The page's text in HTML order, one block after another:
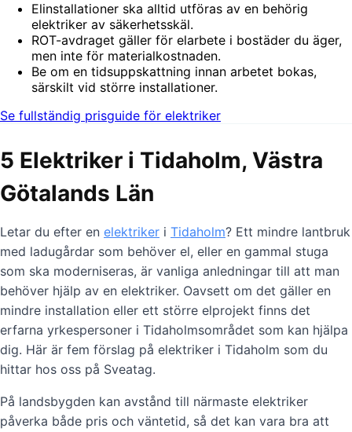
Elinstallationer ska alltid utföras av en behörig
elektriker av säkerhetsskäl.
ROT-avdraget gäller för elarbete i bostäder du äger,
men inte för materialkostnaden.
Be om en tidsuppskattning innan arbetet bokas,
särskilt vid större installationer.
Se fullständig prisguide för elektriker
5 Elektriker i Tidaholm, Västra
Götalands Län
Letar du efter en elektriker i Tidaholm? Ett mindre lantbruk
med ladugårdar som behöver el, eller en gammal stuga
som ska moderniseras, är vanliga anledningar till att man
behöver hjälp av en elektriker. Oavsett om det gäller en
mindre installation eller ett större elprojekt finns det
erfarna yrkespersoner i Tidaholmsområdet som kan hjälpa
dig. Här är fem förslag på elektriker i Tidaholm som du
hittar hos oss på Sveatag.
På landsbygden kan avstånd till närmaste elektriker
påverka både pris och väntetid, så det kan vara bra att